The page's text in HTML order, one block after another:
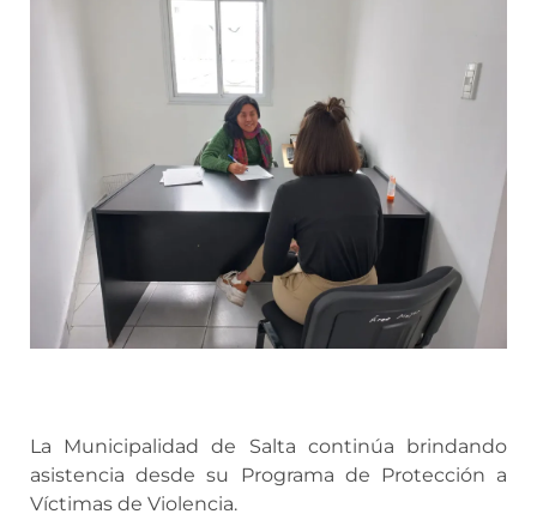
La Municipalidad de Salta continúa brindando
asistencia desde su Programa de Protección a
Víctimas de Violencia.